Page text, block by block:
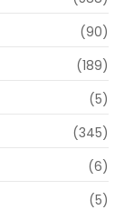
(90)
(189)
(5)
(345)
(6)
(5)